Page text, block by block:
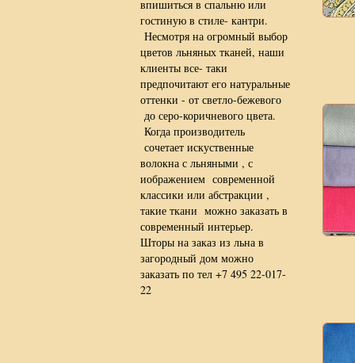
впишиться в спальню или
гостиную в стиле- кантри.
Несмотря на огромный выбор
цветов льняных тканей, наши
клиенты все- таки
предпочитают его натуральные
оттенки - от светло-бежевого
до серо-коричневого цвета.
Когда производитель
сочетает искуственные
волокна с льняными , с
иображением современной
классики или абстракции ,
такие ткани можно заказать в
современный интерьер.
Шторы на заказ из льна в
загородный дом можно
заказать по тел +7 495 22-017-
22